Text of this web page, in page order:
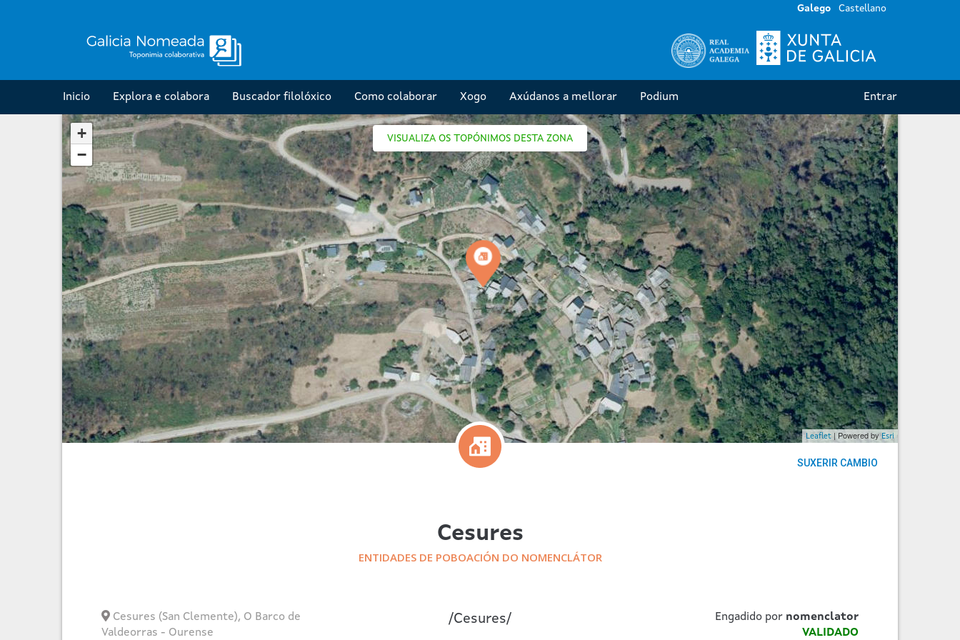
Galego
GL
Galego Castellano
ES
Castellano
Inicio Explora e colabora Buscador filolóxico Como colaborar Xogo Axúdanos a mellorar Podium Entrar
VISUALIZA OS TOPÓNIMOS DESTA ZONA
+
−
Leaflet | Powered byEsri
SUXERIR CAMBIO
Cesures
ENTIDADES DE POBOACIÓN DO NOMENCLÁTOR
Cesures (San Clemente), O Barco de
Valdeorras - Ourense
/Cesures/ Engadido por nomenclator
VALIDADO